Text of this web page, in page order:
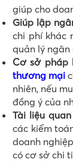
giúp cho
Giúp lập
chi phí khác
quản lý ngân
Cơ sở pháp
thương mại
nhiên, nếu
đồng ý của
Tài liệu
các kiểm
doanh
có cơ sở chi